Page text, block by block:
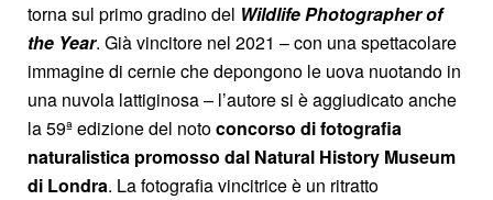
torna sul primo gradino del Wildlife Photographer of
the Year. Già vincitore nel 2021 – con una spettacolare
immagine di cernie che depongono le uova nuotando in
una nuvola lattiginosa – l’autore si è aggiudicato anche
la 59ª edizione del notoconcorso di fotografia
naturalistica promosso dal Natural History Museum
di Londra. La fotografia vincitrice è un ritratto